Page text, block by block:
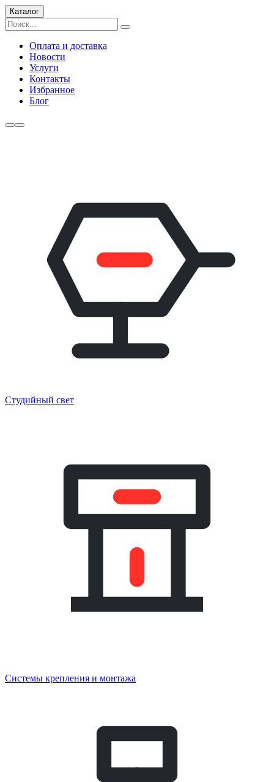
Каталог
Оплата и доставка
Новости
Услуги
Контакты
Избранное
Блог
Студийный свет
Системы крепления и монтажа